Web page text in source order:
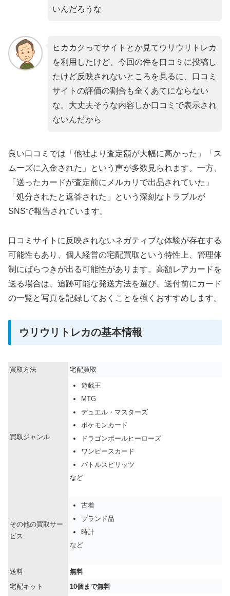
いんだろうな
ヒカカクってサイトとか見てウリウリトレカ
を利用したけど、今回の件を口コミに投稿し
たけど反映されないところを見るに、口コミ
サイトの評価の割合も全くあてにならない
な。大丈夫そうな内容しか口コミで表示され
ないんだから
良い口コミでは「他社より査定額が大幅に高かった」「ス
ムーズに入金された」という声が多数見られます。一方、
「送ったカードが査定前にメルカリで出品されていた」
「処分されたと返答された」という深刻なトラブルが
SNSで報告されています。
口コミサイトに反映されないネガティブな体験が存在する
可能性もあり、個人経営の宅配買取という特性上、管理体
制にばらつきが出る可能性があります。高額レアカードを
送る場合は、追跡可能な発送方法を選び、送付前にカード
の一覧と写真を記録しておくことを強くおすすめします。
ウリウリトレカの基本情報
買取方法 宅配買取
買取ジャンル
遊戯王
MTG
デュエル・マスターズ
ポケモンカード
ドラゴンボールヒーローズ
ワンピースカード
バトルスピリッツ
など
その他の買取サー
ビス
古着
ブランド品
時計
など
送料
無料
宅配キット
10個まで無料